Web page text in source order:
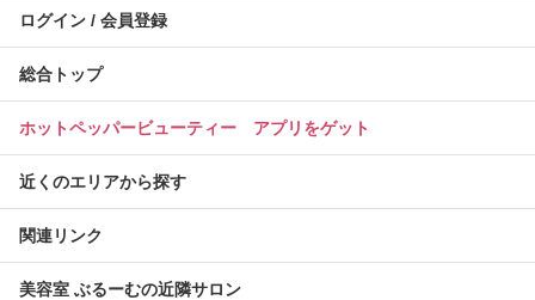
ログイン / 会員登録
総合トップ
ホットペッパービューティー アプリをゲット
近くのエリアから探す
関連リンク
美容室 ぶるーむの近隣サロン